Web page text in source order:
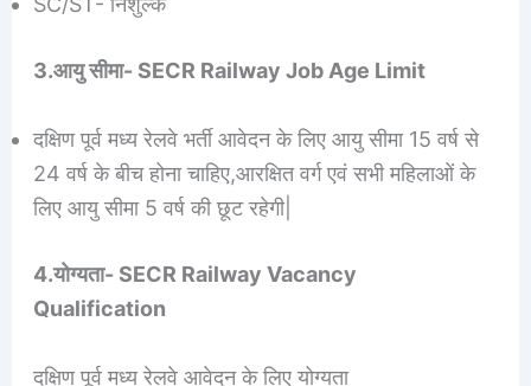
3.आयु सीमा- SECR Railway Job Age Limit
दक्षिण पूर्व मध्य रेलवे भर्ती आवेदन के लिए आयु सीमा 15 वर्ष से
24 वर्ष के बीच होना चाहिए,आरक्षित वर्ग एवं सभी महिलाओं के
लिए आयु सीमा 5 वर्ष की छूट रहेगी|
4.योग्यता- SECR Railway Vacancy
Qualification
दक्षिण पूर्व मध्य रेलवे आवेदन के लिए योग्यता